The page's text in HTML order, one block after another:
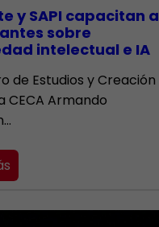
y SAPI capacitan a
sobre
intelectual e IA
de Estudios y Creación
CECA Armando